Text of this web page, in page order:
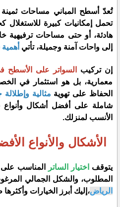
​تُعدّ أسطح المباني مساحات ثمينة
تحمل إمكانيات كبيرة
هادئة، أو حتى مساحات ترفيهية
إلى واحات آمنة وجميلة، تأتي
​إن تركيب السواتر على الأسطح
معمارية، بل هو استثمار في
الحفاظ على تهوية مثالية وإطلالة
شاملة على أفضل أشكال وأنواع
الأنسب لمنزلك.
الأشكال والأنواع
​يتوقف اختيار الساتر
المناسب على
المطلوب، والشكل الجمالي
الرياض،إليك أبرز الخيارات وأكثرها